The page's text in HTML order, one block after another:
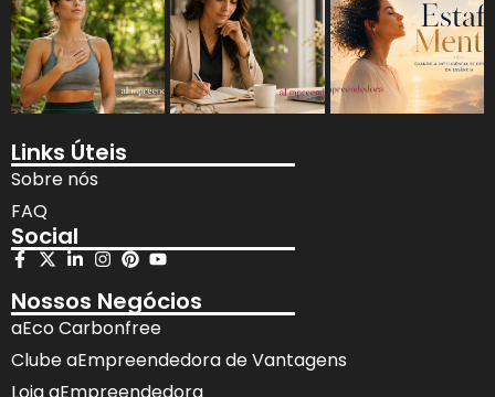
Links Úteis
Sobre nós
FAQ
Social
Nossos Negócios
aEco Carbonfree
Clube aEmpreendedora de Vantagens
Loja aEmpreendedora